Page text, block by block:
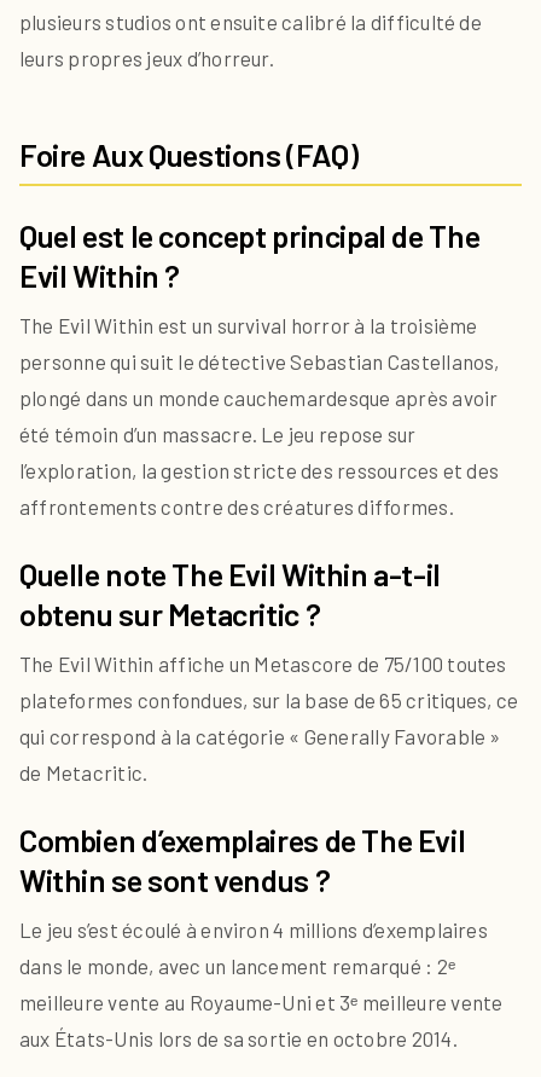
plusieurs studios ont ensuite calibré la difficulté de
leurs propres jeux d’horreur.
Foire Aux Questions (FAQ)
Quel est le concept principal de The
Evil Within ?
The Evil Within est un survival horror à la troisième
personne qui suit le détective Sebastian Castellanos,
plongé dans un monde cauchemardesque après avoir
été témoin d’un massacre. Le jeu repose sur
l’exploration, la gestion stricte des ressources et des
affrontements contre des créatures difformes.
Quelle note The Evil Within a-t-il
obtenu sur Metacritic ?
The Evil Within affiche un Metascore de 75/100 toutes
plateformes confondues, sur la base de 65 critiques, ce
qui correspond à la catégorie « Generally Favorable »
de Metacritic.
Combien d’exemplaires de The Evil
Within se sont vendus ?
Le jeu s’est écoulé à environ 4 millions d’exemplaires
dans le monde, avec un lancement remarqué : 2ᵉ
meilleure vente au Royaume-Uni et 3ᵉ meilleure vente
aux États-Unis lors de sa sortie en octobre 2014.